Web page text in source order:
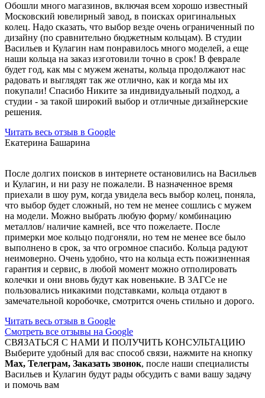
Обошли много магазинов, включая всем хорошо известный
Московский ювелирный завод, в поисках оригинальных
колец. Надо сказать, что выбор везде очень ограниченный по
дизайну (по сравнительно бюджетным кольцам). В студии
Васильев и Кулагин нам понравилось много моделей, а еще
наши кольца на заказ изготовили точно в срок! В феврале
будет год, как мы с мужем женаты, кольца продолжают нас
радовать и выглядят так же отлично, как и когда мы их
покупали! Спасибо Никите за индивидуальный подход, а
студии - за такой широкий выбор и отличные дизайнерские
решения.
Читать весь отзыв в Google
Екатерина Башарина
После долгих поисков в интернете остановились на Васильев
и Кулагин, и ни разу не пожалели. В назначенное время
приехали в шоу рум, когда увидела весь выбор колец, поняла,
что выбор будет сложный, но тем не менее сошлись с мужем
на модели. Можно выбрать любую форму/ комбинацию
металлов/ наличие камней, все что пожелаете. После
примерки мое кольцо подгоняли, но тем не менее все было
выполнено в срок, за что огромное спасибо. Кольца радуют
неимоверно. Очень удобно, что на кольца есть пожизненная
гарантия и сервис, в любой момент можно отполировать
колечки и они вновь будут как новенькие. В ЗАГСе не
пользовались никакими подставками, кольца отдают в
замечательной коробочке, смотрится очень стильно и дорого.
Читать весь отзыв в Google
Смотреть все отзывы на Google
СВЯЗАТЬСЯ С НАМИ И ПОЛУЧИТЬ КОНСУЛЬТАЦИЮ
Выберите удобный для вас способ связи, нажмите на кнопку
Max, Телеграм, Заказать звонок, после наши специалисты
Васильев и Кулагин будут рады обсудить с вами вашу задачу
и помочь вам